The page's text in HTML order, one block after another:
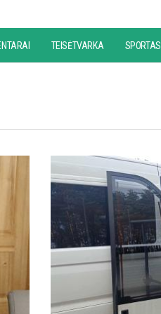
TEISĖTVARKA SPORTAS